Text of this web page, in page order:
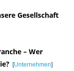
Gesellschaft
– Wer
[Unternehmen]